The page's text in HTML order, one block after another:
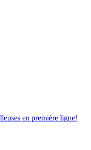
en première ligne!